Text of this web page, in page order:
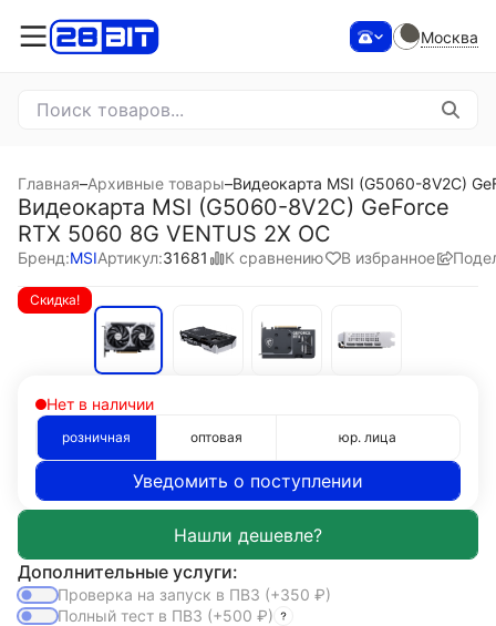
Москва
Главная–Архивные товары–Видеокарта MSI (G5060-8V2C)
Видеокарта MSI (G5060-8V2C) GeForce
RTX 5060 8G VENTUS 2X OC
Бренд:MSIАртикул:31681 К сравнению В избранное
Скидка!
Нет в наличии
розничная оптовая юр. лица
Уведомить о поступлении
Дополнительные услуги:
Проверка на запуск в ПВЗ (+350 ₽)
Полный тест в ПВЗ (+500 ₽)